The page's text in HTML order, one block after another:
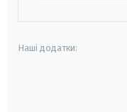
Наші додатки: